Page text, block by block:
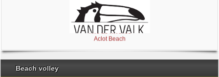
Brabant Wallon
Magic Miroir
Ville de Nivelles
Aclot Beach
Beach volley